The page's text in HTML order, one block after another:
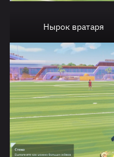
Нырок вратаря